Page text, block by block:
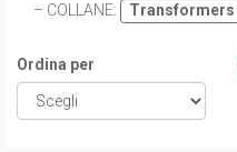
COLLANE: Transformers
Ordina per